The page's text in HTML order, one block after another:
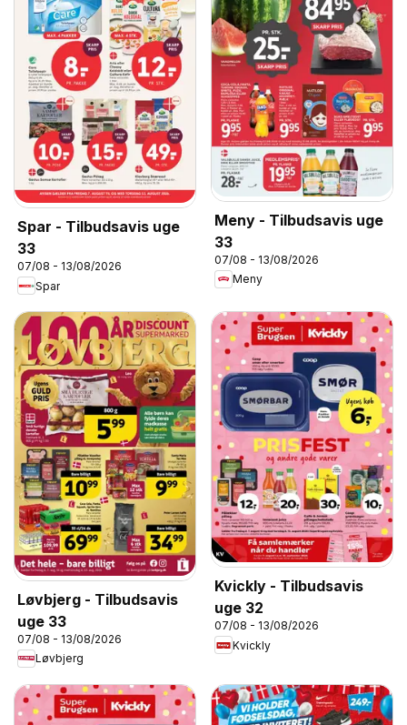
Spar - Tilbudsavis uge
33
07/08 - 13/08/2026
Spar
Meny - Tilbudsavis uge
33
07/08 - 13/08/2026
Meny
Løvbjerg - Tilbudsavis
uge 33
07/08 - 13/08/2026
Løvbjerg
Kvickly - Tilbudsavis
uge 32
07/08 - 13/08/2026
Kvickly